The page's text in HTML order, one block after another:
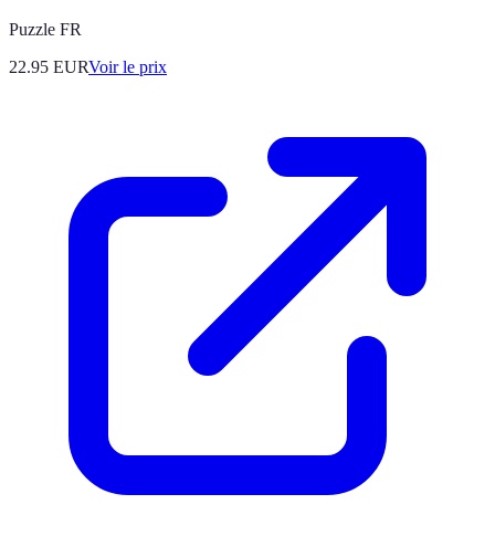
Puzzle FR
22.95 EURVoir le prix